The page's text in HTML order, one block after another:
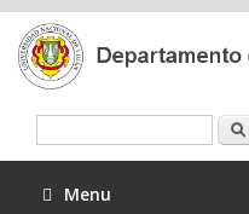
Menu